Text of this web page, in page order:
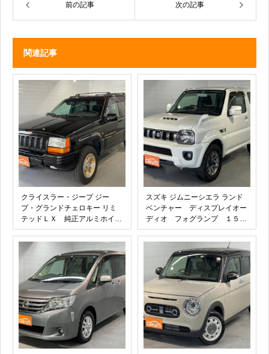
前の記事 次の記事
関連記事
クライスラー・ジープ ジー
プ・グランドチェロキー リミ
テッドＬＸ 純正アルミホイー
ル ＩＮＦＩＮＩＴＹＧＯＬＤ
スピーカー クルーズコントロ
ール メモリー付きパワーシー
ト サイドミラーヒーター 革
シート 木目調パネル ３６
０°ドラレコ ポータブルナ
ビ バックカメラ
スズキ ジムニーシエラ ランド
ベンチャー ディスプレイオー
ディオ フォグランプ １５イ
ンチアルミ シートヒーター
本革ステアリング Ｂｌｕｅｔ
ｏｏｔｈ ＵＳＢポート ＵＶ
カットガラス パワーウインド
ウ 集中ドアロック 運転席助
手席エアバック